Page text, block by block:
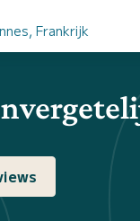
Frankrijk